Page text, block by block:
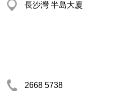
長沙灣 半島大廈
2668 5738